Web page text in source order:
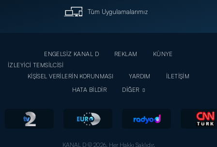
Tüm Uygulamalarımız
ENGELSİZ KANAL D REKLAM
KÜNYE
İZLEYİCİ TEMSİLCİSİ
KİŞİSEL VERİLERİN KORUNMASI
YARDIM
İLETİŞİM
HATA BİLDİR
DİĞER
KANAL D © 2026. Her Hakkı Saklıdır.